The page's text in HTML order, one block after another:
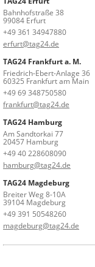
Bahnhofstraße 38
99084 Erfurt
+49 361 34947880
erfurt@tag24.de
TAG24 Frankfurt a. M.
Friedrich-Ebert-Anlage 36
60325 Frankfurt am Main
+49 69 348750580
frankfurt@tag24.de
TAG24 Hamburg
Am Sandtorkai 77
20457 Hamburg
+49 40 228608090
hamburg@tag24.de
TAG24 Magdeburg
Breiter Weg 8-10A
39104 Magdeburg
+49 391 50548260
magdeburg@tag24.de